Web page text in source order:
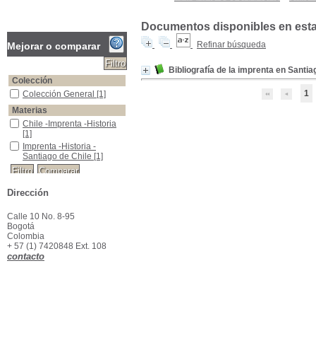
Documentos disponibles en
Refinar búsqueda
Bibliografía de la imprenta en
1
Mejorar o comparar
Colección
Colección General
Colección General [1]
Materias
Chile -Imprenta -Historia
Chile -Imprenta -Historia
[1]
Imprenta -Historia -Santiago de Chile
Imprenta -Historia -
Santiago de Chile [1]
Dirección
Calle 10 No. 8-95
Bogotá
Colombia
+ 57 (1) 7420848 Ext. 108
contacto